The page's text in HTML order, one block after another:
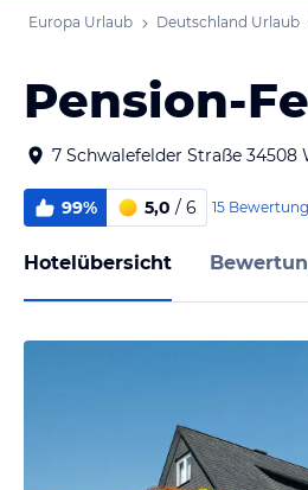
Europa Urlaub Deutschland Urlaub
Pension-
7 Schwalefelder Straße
99% 5,0 / 6 15
Hotelübersicht